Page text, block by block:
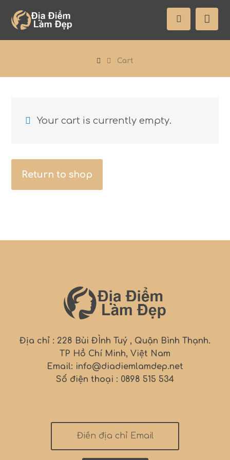
Cart
Your cart is currently empty.
Return to shop
Địa chỉ : 228 Bùi ĐÌnh Tuý , Quận Bình Thạnh.
TP Hồ Chí Minh, Việt Nam
Email: info@diadiemlamdep.net
Số điện thoại : 0898 515 534